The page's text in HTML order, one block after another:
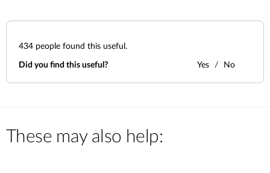
mydlink
Σημεία Πώλησης
IP Surveillance
Accessories
Accessories
Blog
Υποστήριξη
Warranty
434 people found this useful.
Did you find this useful? Yes No
These may also help: